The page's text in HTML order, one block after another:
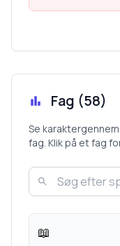
Fag (58)
Se
fag. Klik på et fag
📖